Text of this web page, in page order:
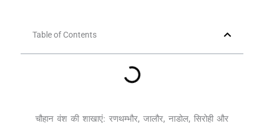
Table of Contents
चौहान वंश की शाखाएं: रणथम्भौर, जालौर, नाडोल, सिरोही और